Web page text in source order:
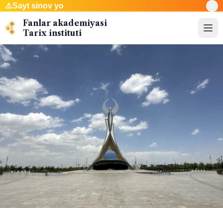
⚠️Sa |
Fanlar akademiyasi
Tarix instituti